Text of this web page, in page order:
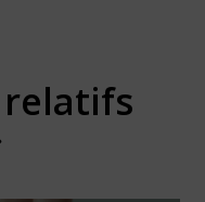
relatifs